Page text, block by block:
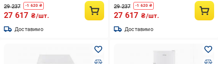
29 237 -1 620 ₴
27 617 ₴/шт.
Доставимо
29 237 -1 620 ₴
27 617 ₴/шт.
Доставимо